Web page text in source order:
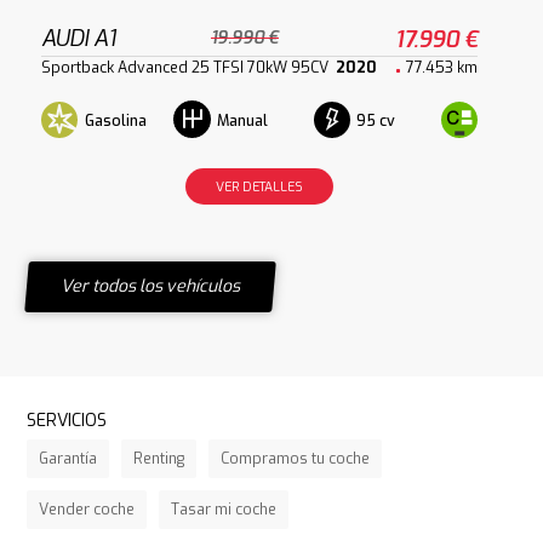
AUDI A1 19.990 € 17.990 €
Sportback Advanced 25 TFSI 70kW 95CV 2020 77.453 km
Gasolina Manual 95 cv
VER DETALLES
Ver todos los vehículos
SERVICIOS
Garantía Renting Compramos tu coche
Vender coche Tasar mi coche